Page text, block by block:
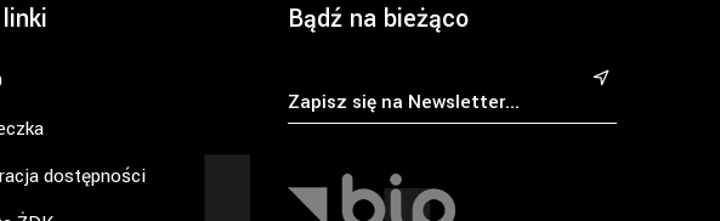
dostępności
Bądź na bieżąco
&